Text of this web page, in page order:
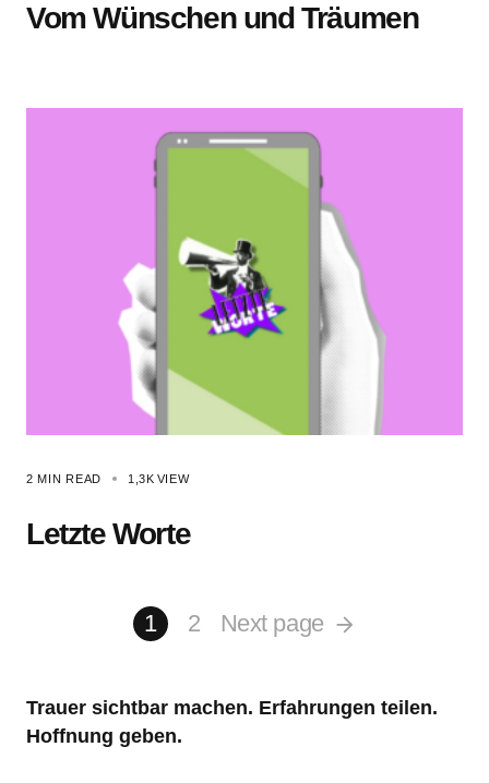
Vom Wünschen und Träumen
2 MIN READ 1,3K VIEW
Letzte Worte
1 2 Next page
Trauer sichtbar machen. Erfahrungen teilen.
Hoffnung geben.